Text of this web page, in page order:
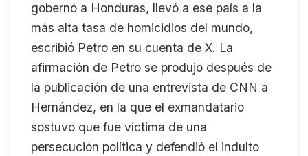
gobernó a Honduras, llevó a ese país a la
más alta tasa de homicidios del mundo,
escribió Petro en su cuenta de X. La
afirmación de Petro se produjo después de
la publicación de una entrevista de CNN a
Hernández, en la que el exmandatario
sostuvo que fue víctima de una
persecución política y defendió el indulto